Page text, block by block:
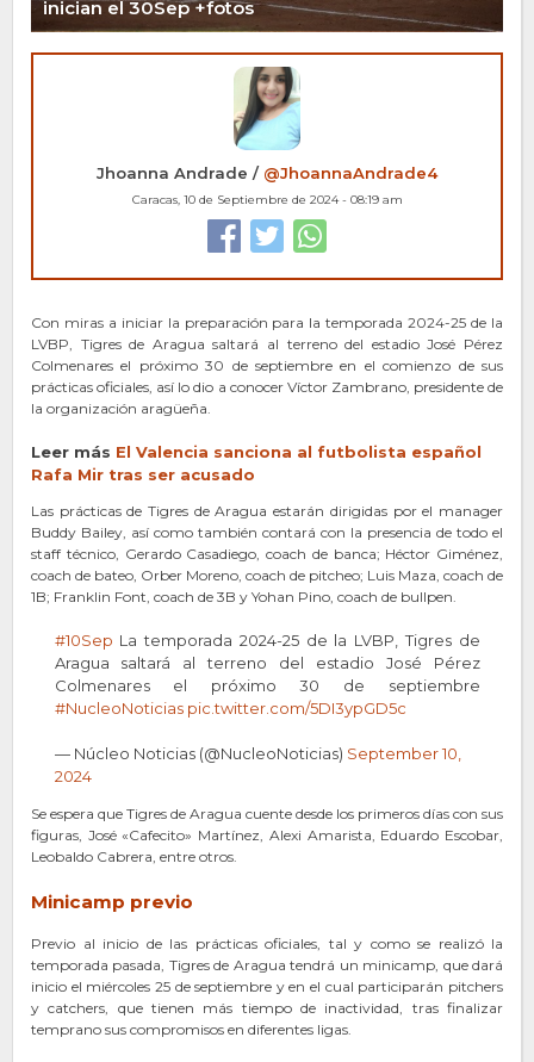
inician el 30Sep +fotos
Jhoanna Andrade / @JhoannaAndrade4
Caracas, 10 de Septiembre de 2024 - 08:19 am
Con miras a iniciar la preparación para la temporada 2024-25 de la
LVBP, Tigres de Aragua saltará al terreno del estadio José Pérez
Colmenares el próximo 30 de septiembre en el comienzo de sus
prácticas oficiales, así lo dio a conocer Víctor Zambrano, presidente de
la organización aragüeña.
Leer más El Valencia sanciona al futbolista español
Rafa Mir tras ser acusado
Las prácticas de Tigres de Aragua estarán dirigidas por el manager
Buddy Bailey, así como también contará con la presencia de todo el
staff técnico, Gerardo Casadiego, coach de banca; Héctor Giménez,
coach de bateo, Orber Moreno, coach de pitcheo; Luis Maza, coach de
1B; Franklin Font, coach de 3B y Yohan Pino, coach de bullpen.
#10Sep La temporada 2024-25 de la LVBP, Tigres de
Aragua saltará al terreno del estadio José Pérez
Colmenares el próximo 30 de septiembre
#NucleoNoticias pic.twitter.com/5DI3ypGD5c
— Núcleo Noticias (@NucleoNoticias) September 10,
2024
Se espera que Tigres de Aragua cuente desde los primeros días con sus
figuras, José «Cafecito» Martínez, Alexi Amarista, Eduardo Escobar,
Leobaldo Cabrera, entre otros.
Minicamp previo
Previo al inicio de las prácticas oficiales, tal y como se realizó la
temporada pasada, Tigres de Aragua tendrá un minicamp, que dará
inicio el miércoles 25 de septiembre y en el cual participarán pitchers
y catchers, que tienen más tiempo de inactividad, tras finalizar
temprano sus compromisos en diferentes ligas.